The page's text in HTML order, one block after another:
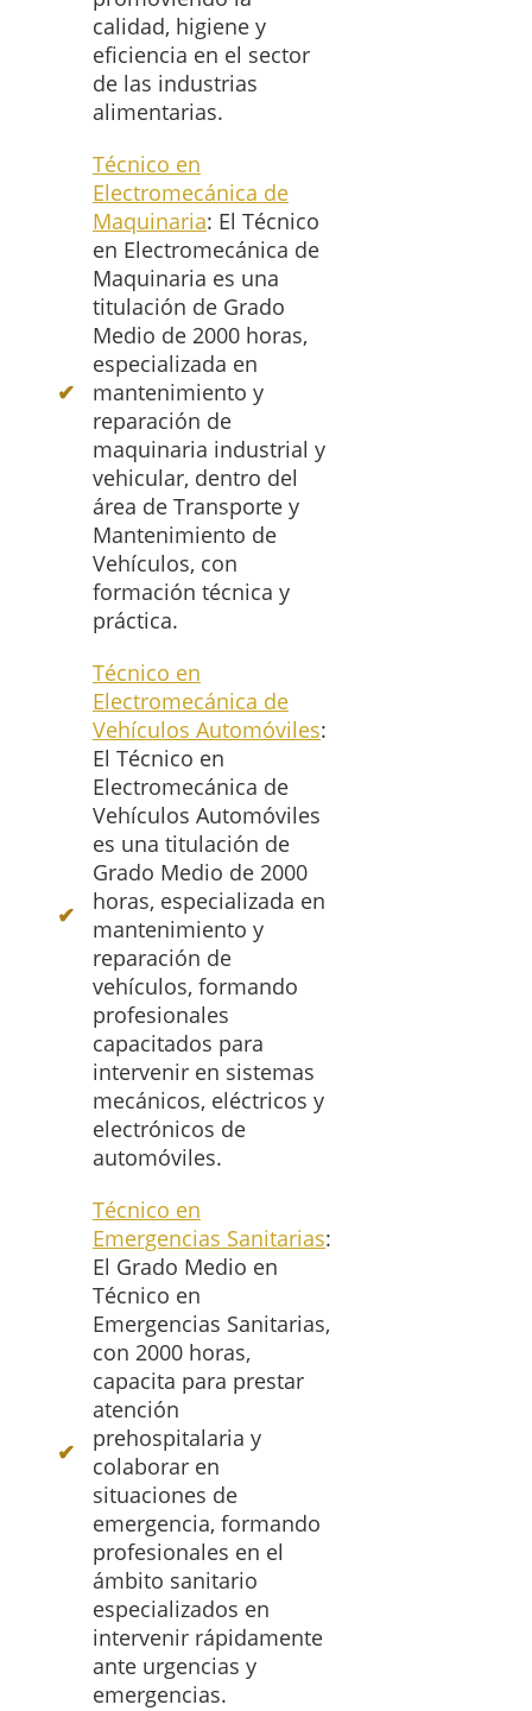
calidad, higiene y
eficiencia en el sector
de las industrias
alimentarias.
Técnico en
Electromecánica de
Maquinaria: El Técnico
en Electromecánica de
Maquinaria es una
titulación de Grado
Medio de 2000 horas,
especializada en
mantenimiento y
reparación de
maquinaria industrial y
vehicular, dentro del
área de Transporte y
Mantenimiento de
Vehículos, con
formación técnica y
práctica.
Técnico en
Electromecánica de
Vehículos Automóviles:
El Técnico en
Electromecánica de
Vehículos Automóviles
es una titulación de
Grado Medio de 2000
horas, especializada en
mantenimiento y
reparación de
vehículos, formando
profesionales
capacitados para
intervenir en sistemas
mecánicos, eléctricos y
electrónicos de
automóviles.
Técnico en
Emergencias Sanitarias:
El Grado Medio en
Técnico en
Emergencias Sanitarias,
con 2000 horas,
capacita para prestar
atención
prehospitalaria y
colaborar en
situaciones de
emergencia, formando
profesionales en el
ámbito sanitario
especializados en
intervenir rápidamente
ante urgencias y
emergencias.